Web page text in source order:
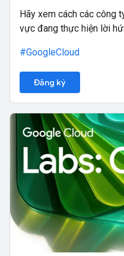
Hãy xem cách các công
vực đang thực hiện lời
#GoogleCloud
Đăng ký